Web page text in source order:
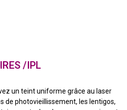
/IPL
un teint uniforme grâce au laser
de photovieillissement, les lentigos,